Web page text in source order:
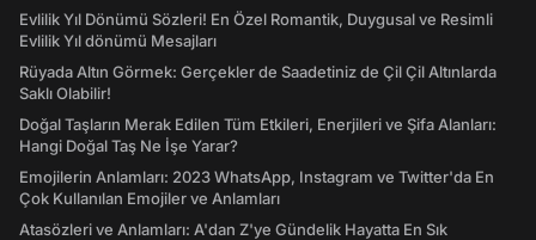
Evlilik Yıl Dönümü Sözleri! En Özel Romantik, Duygusal ve Resimli
Evlilik Yıl dönümü Mesajları
Rüyada Altın Görmek: Gerçekler de Saadetiniz de Çil Çil Altınlarda
Saklı Olabilir!
Doğal Taşların Merak Edilen Tüm Etkileri, Enerjileri ve Şifa Alanları:
Hangi Doğal Taş Ne İşe Yarar?
Emojilerin Anlamları: 2023 WhatsApp, Instagram ve Twitter'da En
Çok Kullanılan Emojiler ve Anlamları
Atasözleri ve Anlamları: A'dan Z'ye Gündelik Hayatta En Sık